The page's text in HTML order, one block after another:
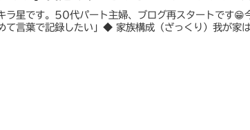
ラ星です。50代パート主婦、ブログ再スタートです😁
めて言葉で記録したい」◆ 家族構成（ざっくり）我が